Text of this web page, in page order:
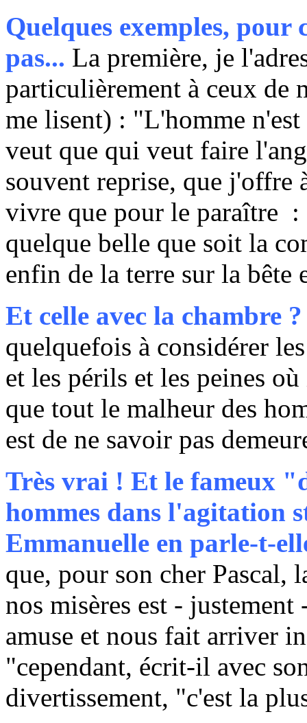
Quelques exemples, pour
pas... La première, je
particulièrement à ceux de
me lisent) : "L'homme
veut que qui veut faire
souvent reprise, que j'offre
vivre que pour le paraître :
quelque belle que soit la
enfin de la terre sur la
Et celle avec la chambre ?
quelquefois à considérer
et les périls et les peines
que tout le malheur des
est de ne savoir pas
Très vrai ! Et le fameux
hommes dans l'agitation
Emmanuelle en parle-t-
que, pour son cher Pascal,
nos misères est -
amuse et nous fait arriver
"cependant, écrit-il avec
divertissement, "c'est la